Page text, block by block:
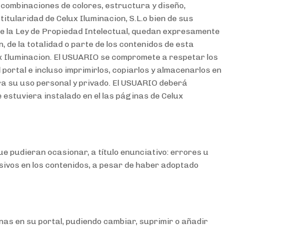
de colores, estructura y diseño,
de Celux Iluminacion, S.L.o bien de sus
Ley de Propiedad Intelectual, quedan expresamente
de la totalidad o parte de los contenidos de esta
El USUARIO se compromete a respetar los
e incluso imprimirlos, copiarlos y almacenarlos en
uso personal y privado. El USUARIO deberá
instalado en el las páginas de Celux
pudieran ocasionar, a título enunciativo: errores u
en los contenidos, a pesar de haber adoptado
en su portal, pudiendo cambiar, suprimir o añadir